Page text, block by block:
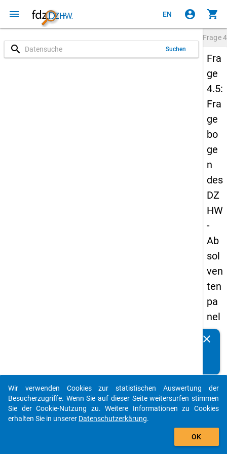
menu EN account_circle shopping_cart
search Suchen
Frage
Fra
ge
4.5:
Fra
ge
bo
ge
n
des
DZ
HW
-
Ab
sol
ven
ten
pa
nel
s
-
ers
te
clear
auto_stories
add_shopping_cart
Wir verwenden Cookies zur statistischen Auswertung der
Besucherzugriffe. Wenn Sie auf dieser Seite weitersurfen stimmen
Sie der Cookie-Nutzung zu. Weitere Informationen zu Cookies
erhalten Sie in unserer Datenschutzerkärung.
OK